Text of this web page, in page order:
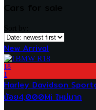
New Arrival
18
1
Harley Davidson
น้อย4,000Mi ใหม่มาก